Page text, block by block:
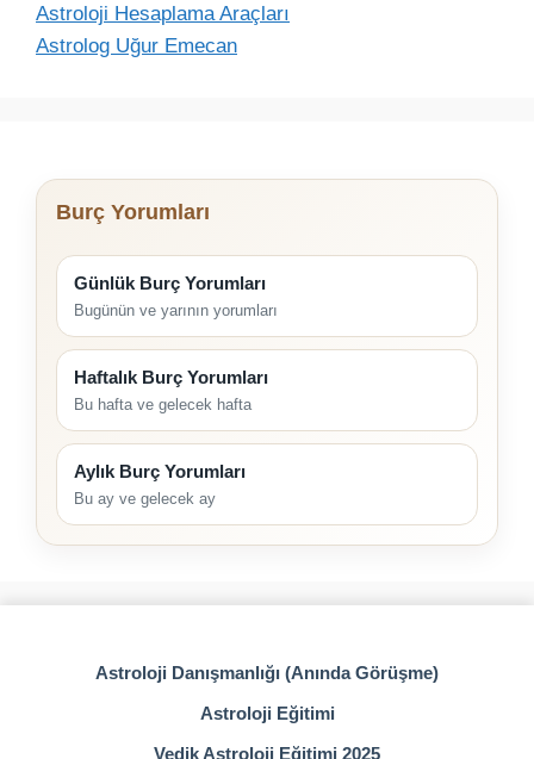
Astroloji Hesaplama Araçları
Astrolog Uğur Emecan
Burç Yorumları
Günlük Burç Yorumları
Bugünün ve yarının yorumları
Haftalık Burç Yorumları
Bu hafta ve gelecek hafta
Aylık Burç Yorumları
Bu ay ve gelecek ay
Astroloji Danışmanlığı (Anında Görüşme)
Astroloji Eğitimi
Vedik Astroloji Eğitimi 2025